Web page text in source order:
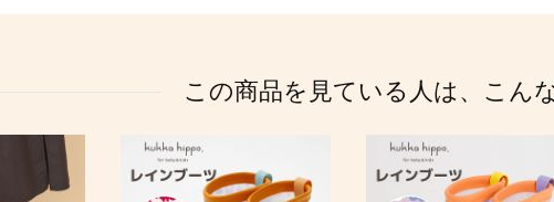
この商品を見ている人は、こん